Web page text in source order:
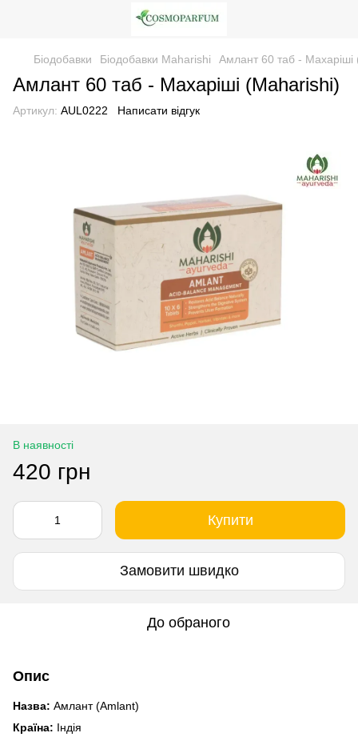
Біодобавки Біодобавки Maharishi Амлант 60 таб - Махаріші
Амлант 60 таб - Махаріші (Maharishi)
Артикул: AUL0222 Написати відгук
В наявності
420 грн
Купити
Замовити швидко
До обраного
Опис
Назва: Амлант (Amlant)
Країна: Індія